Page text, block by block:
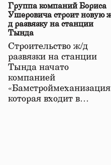
Группа компаний Бориса
Ушеровича строит новую
д развязку на станции
Тында
Строительство ж/д
развязки на станции
Тында начато
компанией
которая входит в…